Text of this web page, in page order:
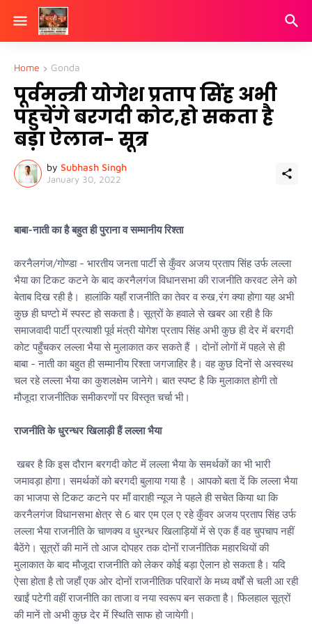
Home Gonda
पूर्वमन्त्री योगेश प्रताप सिंह अभी
पहुचेंगे बरगदी कोट,हो सकता है
बड़ा ऐलान- सूत्र
by Subhash Singh
January 30, 2022
बाबा-नाती का है बहुत ही पुराना व सम्मानीय रिश्ता
करनैलगंज/गोण्डा - भारतीय जनता पार्टी से कुँवर अजय प्रताप सिंह उर्फ लल्ला
भैया का टिकट कटने के बाद करनैलगंज विधानसभा की राजनीति करवट लेने को
बेताब दिख रही है। हालांकि यहाँ राजनीति का तेवर व रुख,रंग क्या होगा यह अभी
कुछ ही घण्टो में स्पस्ट हो सकता है। सूत्रों के हवाले से खबर आ रही है कि
समाजवादी पार्टी प्रत्याशी पूर्व मंत्री योगेश प्रताप सिंह अभी कुछ ही देर में बरगदी
कोट पहुँचकर लल्ला भैया से मुलाकात कर सकते हैं । दोनों लोगों में पहले से ही
बाबा - नाती का बहुत ही सम्मानीय रिश्ता जगजाहिर है। वह कुछ दिनों से अस्वस्थ
चल रहे लल्ला भैया का कुशलक्षेम जानेगे। बात स्पष्ट है कि मुलाकात होगी तो
मौजूदा राजनीतिक समीकरणों पर विस्तृत चर्चा भी।
राजनीति के धुरन्धर खिलाड़ी हैं लल्ला भैया
खबर है कि इस दौरान बरगदी कोट में लल्ला भैया के समर्थकों का भी भारी
जमावड़ा होगा। समर्थकों को बरगदी बुलाया गया है । आपको बता दें कि लल्ला भैया
का भाजपा से टिकट कटने पर माँ वाराही न्यूज ने पहले ही सचेत किया था कि
करनैलगंज विधानसभा क्षेत्र से 6 बार एम एल ए रहे कुँवर अजय प्रताप सिंह उर्फ
लल्ला भैया राजनीति के चाणक्य व धुरन्धर खिलाड़ियों में से एक हैं वह चुपचाप नहीं
बैठेंगे। सूत्रों की मानें तो आज दोपहर तक दोनों राजनीतिक महारथियों की
मुलाकात के बाद मौजूदा राजनीति को लेकर कोई बड़ा ऐलान हो सकता है। यदि
ऐसा होता है तो जहाँ एक ओर दोनों राजनीतिक परिवारों के मध्य वर्षों से चली आ रही
खाईं पटेगी वहीं राजनीति का ताजा व नया स्वरूप बन सकता है। फिलहाल सूत्रों
की मानें तो अभी कुछ देर में स्थिति साफ हो जायेगी।